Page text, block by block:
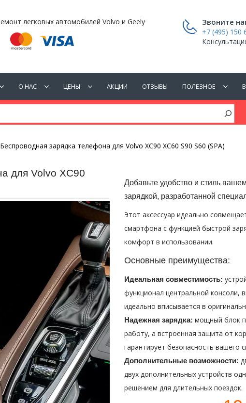
легковых автомобилей Volvo и Geely Звоните
+7 (495) 150
О НАС ЦЕНЫ АКЦИИ ОТЗЫВЫ ПОЛЕЗНОЕ
Беспроводная зарядка телефона для Volvo XC90 XC60 S90 S60 (SPA)
для Volvo XC90
Добавьте удобство и стиль
зарядкой, разработанной
Этот аксессуар идеально
смартфона с функцией быстрой
комфорт в использовании.
Основные преимущества:
Идеальная совместимость:
функционал центральной консоли,
идеально вписывается в
Надежная зарядка: мощный блок
работу, а встроенная защита от
гарантирует безопасность вашего
Дополнительные возможности:
двух дополнительных устройств
решением для длительных поездок.